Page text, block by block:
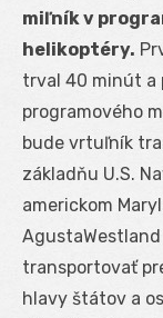
miľník v
helikoptéry.
trval 40 minút a
programového
bude vrtuľník
základňu U.S.
americkom
AgustaWestland
transportovať
hlavy štátov a